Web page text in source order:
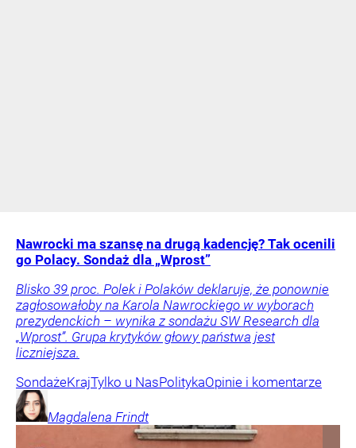
Nawrocki ma szansę na drugą kadencję? Tak ocenili
go Polacy. Sondaż dla „Wprost”
Blisko 39 proc. Polek i Polaków deklaruje, że ponownie
zagłosowałoby na Karola Nawrockiego w wyborach
prezydenckich – wynika z sondażu SW Research dla
„Wprost”. Grupa krytyków głowy państwa jest
liczniejsza.
SondażeKrajTylko u NasPolitykaOpinie i komentarze
Magdalena Frindt